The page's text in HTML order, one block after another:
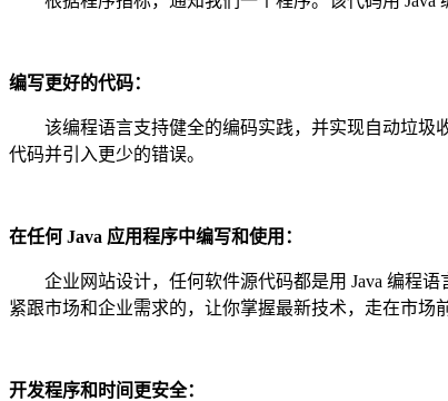
编写更好的代码：
该编程语言支持健全的编码实践，并实现自动垃圾收
代码并引入更少的错误。
在任何 Java 应用程序中编写和使用：
企业网站设计，任何软件源代码都是用 Java 编程语
紧跟市场和企业需求的，让你掌握最新技术，走在市场
开发程序和时间更安全：